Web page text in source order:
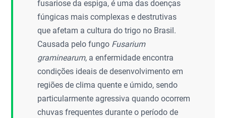
fusariose da espiga, é uma das doenças
fúngicas mais complexas e destrutivas
que afetam a cultura do trigo no Brasil.
Causada pelo fungo Fusarium
graminearum, a enfermidade encontra
condições ideais de desenvolvimento em
regiões de clima quente e úmido, sendo
particularmente agressiva quando ocorrem
chuvas frequentes durante o período de